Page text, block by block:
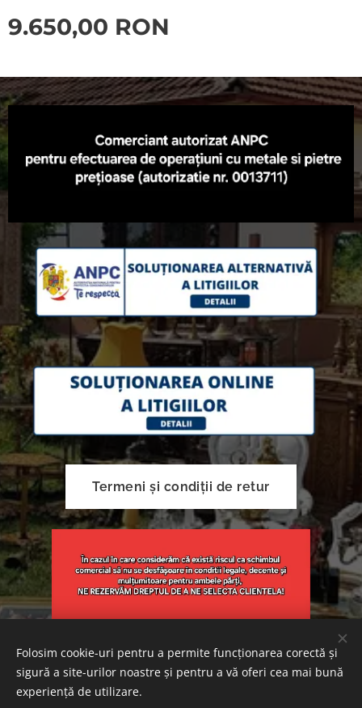
9.650,00 RON
Termeni și condiții de retur
Creat cuWebnode Cookie-uri
Folosim cookie-uri pentru a permite funcționarea corectă și
sigură a site-urilor noastre și pentru a vă oferi cea mai bună
experiență de utilizare.